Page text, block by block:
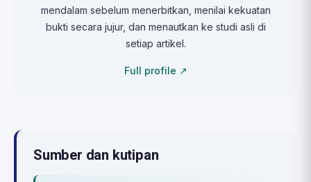
mendalam sebelum menerbitkan, menilai kekuatan
bukti secara jujur, dan menautkan ke studi asli di
setiap artikel.
Full profile ↗
Sumber dan kutipan